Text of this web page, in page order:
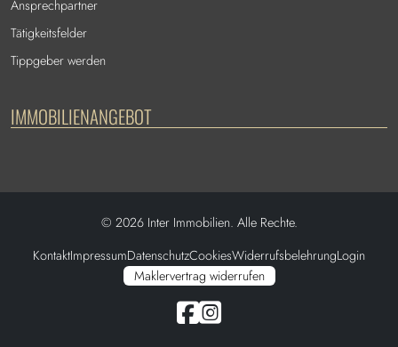
Ansprechpartner
Tätigkeitsfelder
Tippgeber werden
IMMOBILIENANGEBOT
© 2026Inter Immobilien. Alle Rechte.
KontaktImpressumDatenschutzCookiesWiderrufsbelehrungLogin
Maklervertrag widerrufen